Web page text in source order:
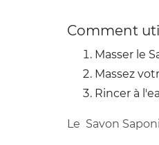
Comment
Masser le
Massez
Rincer à
Le Savon